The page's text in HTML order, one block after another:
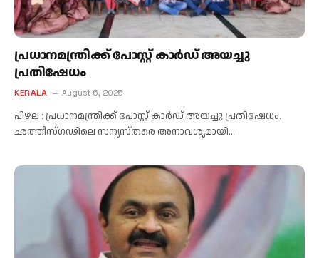
പ്രധാനമന്ത്രിക്ക് പോസ്റ്റ് കാർഡ് അയച്ചു
പ്രതിഷേധം
KERALA August 6, 2025
പിഴല : പ്രധാനമന്ത്രിക്ക് പോസ്റ്റ് കാർഡ് അയച്ചു പ്രതിഷേധം.
ഛത്തീസ്ഗഢിലെ സന്യസ്തരെ അനാവശ്യമായി…